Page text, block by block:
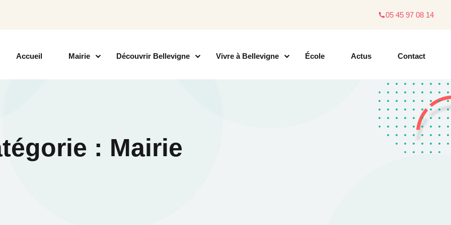
05 45 97 08 14
Accueil Mairie Découvrir Bellevigne Vivre à Bellevigne École Actus Contact
: Mairie